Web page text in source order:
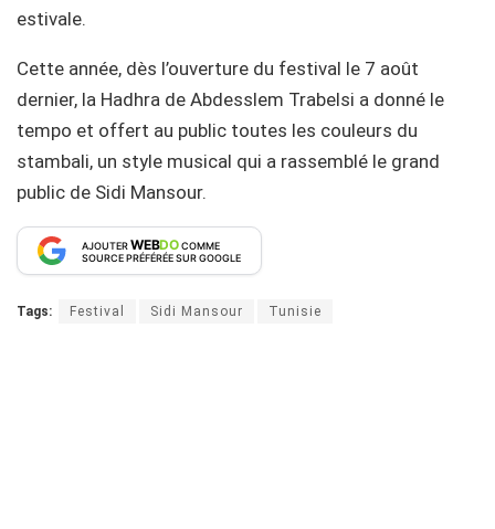
estivale.
Cette année, dès l’ouverture du festival le 7 août
dernier, la Hadhra de Abdesslem Trabelsi a donné le
tempo et offert au public toutes les couleurs du
stambali, un style musical qui a rassemblé le grand
public de Sidi Mansour.
AJOUTERWEBDOCOMME
SOURCE PRÉFÉRÉE SUR GOOGLE
Tags: Festival Sidi Mansour Tunisie